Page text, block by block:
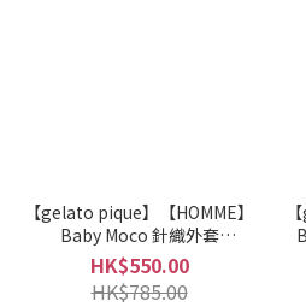
【gelato pique】【HOMME】
Baby Moco 針織外套
PMNT261924
HK$550.00
HK$785.00